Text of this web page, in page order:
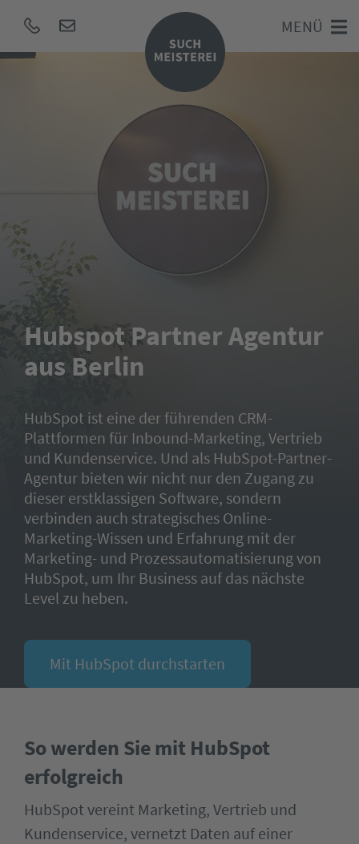
MENÜ
Hubspot Partner Agentur
aus Berlin
HubSpot ist eine der führenden CRM-
Plattformen für Inbound-Marketing, Vertrieb
und Kundenservice. Und als HubSpot-Partner-
Agentur bieten wir nicht nur den Zugang zu
dieser erstklassigen Software, sondern
verbinden auch strategisches Online-
Marketing-Wissen und Erfahrung mit der
Marketing- und Prozessautomatisierung von
HubSpot, um Ihr Business auf das nächste
Level zu heben.
Mit HubSpot durchstarten
So werden Sie mit HubSpot
erfolgreich
HubSpot vereint Marketing, Vertrieb und
Kundenservice, vernetzt Daten auf einer